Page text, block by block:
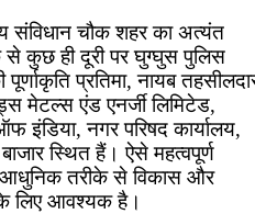
संविधान चौक शहर का अत्यंत
से कुछ ही दूरी पर घुग्घुस पुलिस
प्रतिमा, नायब
मेटल्स एंड एनर्जी लिमिटेड,
इंडिया, नगर परिषद कार्यालय,
स्थित हैं। ऐसे महत्वपूर्ण
आधुनिक तरीके से विकास और
के लिए आवश्यक है।